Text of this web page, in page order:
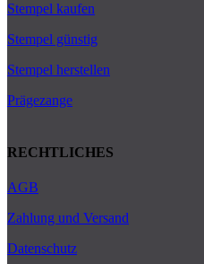
Stempel kaufen
Stempel günstig
Stempel herstellen
Prägezange
RECHTLICHES
AGB
Zahlung und Versand
Datenschutz